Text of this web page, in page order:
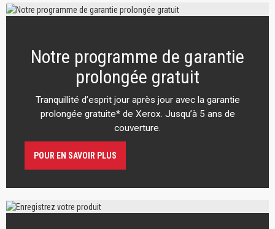
Notre programme de garantie
prolongée gratuit
Tranquillité d’esprit jour après jour avec la garantie
prolongée gratuite* de Xerox. Jusqu’à 5 ans de
couverture.
POUR EN SAVOIR PLUS